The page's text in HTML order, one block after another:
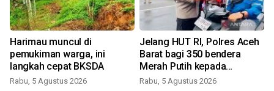
Harimau muncul di
pemukiman warga, ini
langkah cepat BKSDA
Rabu, 5 Agustus 2026
Jelang HUT RI, Polres Aceh
Barat bagi 350 bendera
Merah Putih kepada
pengendara
Rabu, 5 Agustus 2026